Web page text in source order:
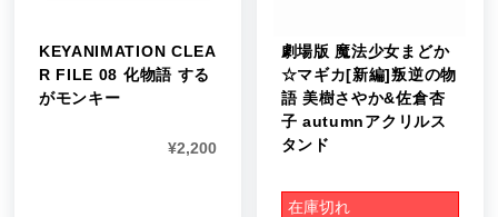
KEYANIMATION CLEA
R FILE 08 化物語 する
がモンキー
¥2,200
劇場版 魔法少女まどか
☆マギカ[新編]叛逆の物
語 美樹さやか&佐倉杏
子 autumnアクリルス
タンド
在庫切れ